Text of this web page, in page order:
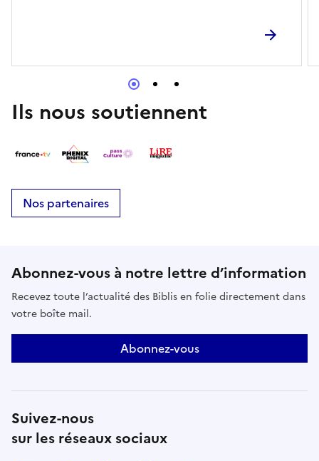
Ils nous soutiennent
Nos partenaires
Abonnez-vous à notre lettre d’information
Recevez toute l’actualité des Biblis en folie directement dans
votre boîte mail.
Abonnez-vous
Suivez-nous
sur les réseaux sociaux